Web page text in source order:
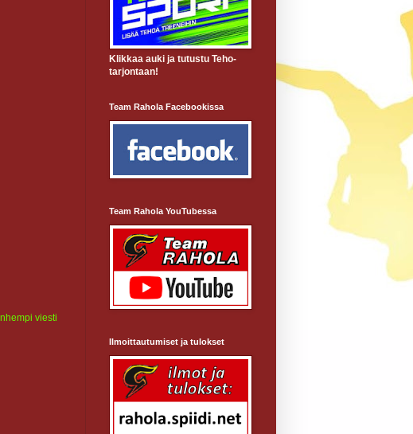
viesti
Klikkaa auki ja tutustu Teho-
tarjontaan!
Team Rahola Facebookissa
Team Rahola YouTubessa
Ilmoittautumiset ja tulokset